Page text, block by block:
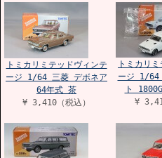
トミカリミテッドヴィンテ
ージ 1/64 三菱 デボネア
64年式 茶
¥ 3,410（税込）
トミカリ
ージ 1/64
ト
¥